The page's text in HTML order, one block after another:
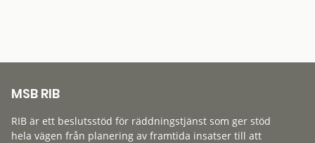
MSB RIB
RIB är ett beslutsstöd för räddningstjänst som ger stöd
hela vägen från planering av framtida insatser till att